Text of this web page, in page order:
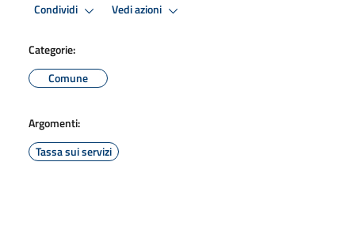
Condividi Vedi azioni
Categorie:
Comune
Argomenti:
Tassa sui servizi